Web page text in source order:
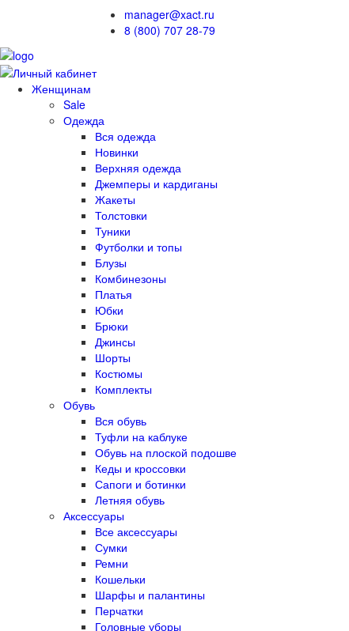
manager@xact.ru
8 (800) 707 28-79
Женщинам
Sale
Одежда
Вся одежда
Новинки
Верхняя одежда
Джемперы и кардиганы
Жакеты
Толстовки
Туники
Футболки и топы
Блузы
Комбинезоны
Платья
Юбки
Брюки
Джинсы
Шорты
Костюмы
Комплекты
Обувь
Вся обувь
Туфли на каблуке
Обувь на плоской подошве
Кеды и кроссовки
Сапоги и ботинки
Летняя обувь
Аксессуары
Все аксессуары
Сумки
Ремни
Кошельки
Шарфы и палантины
Перчатки
Головные уборы